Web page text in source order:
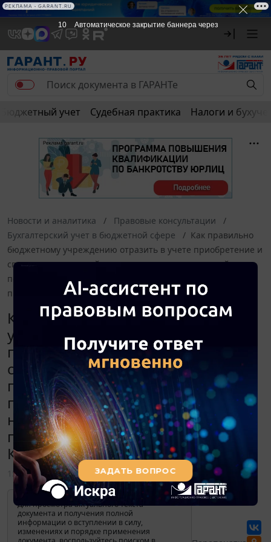
Бюджетный учет Судебная практика Налоги и
Новости и аналитика
Правовые консультации
Бухгалтерский учет в бюджетной сфере
Как правильно
бюджетному учреждению отразить в учете приобретение и
списание сувенирной продукции, предназначенной для
последующего дарения или награждения (бухгалтерские
проводки с указанием подстатьи КОСГУ)?
Как правильно бюджетному
учреждению отразить в учете
приобретение и списание
сувенирной продукции,
предназначенной для
последующего дарения или
награждения (бухгалтерские
проводки с указанием подстатьи
КОСГУ)?
15 октября 2019
Для просмотра актуального текста
документа и получения полной
информации о вступлении в силу,
изменениях и порядке применения
10 Автоматическое закрытие баннера через
РЕКЛАМА • GARANT.RU